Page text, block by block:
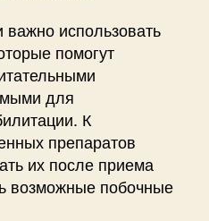
использовать
помогут
для
К
препаратов
их после приема
возможные побочные